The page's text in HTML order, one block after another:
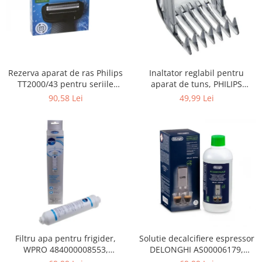
Gaming, Carti & Birotica
Birotica & Papetarie
Accesorii aparate de ras electrice
Accesorii aparate hair styling
Aparate & Accesorii ingrijire
Aparate cosmetice
Articole Sanatate si Wellness
Consumabile sanitare
Cosmetice si produse ingrijire
personala
Igiena dentara
Jucarii, Copii & Bebe
Camera copilului
Hrana bebelusi
Rezerva aparat de ras Philips
TT2000/43 pentru seriile
Bodygroom 3000/5000/7000 si
90,58 Lei
Inaltator reglabil pentru
aparat de tuns, PHILIPS
422203633281, 3-15 mm,
49,99 Lei
Filtru apa pentru frigider,
WPRO 484000008553,
Solutie decalcifiere espressor
DELONGHI AS00006179,